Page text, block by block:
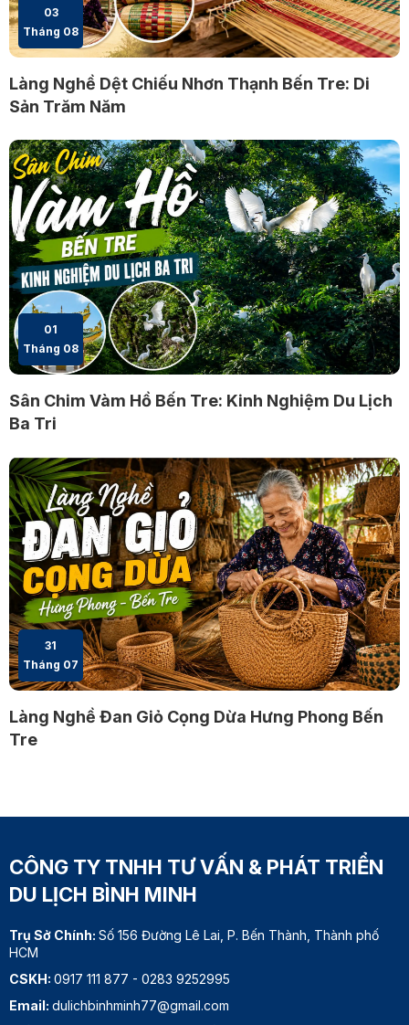
03
Tháng 08
Làng Nghề Dệt Chiếu Nhơn Thạnh Bến Tre: Di
Sản Trăm Năm
01
Tháng 08
Sân Chim Vàm Hồ Bến Tre: Kinh Nghiệm Du Lịch
Ba Tri
31
Tháng 07
Làng Nghề Đan Giỏ Cọng Dừa Hưng Phong Bến
Tre
CÔNG TY TNHH TƯ VẤN & PHÁT TRIỂN
DU LỊCH BÌNH MINH
Trụ Sở Chính: Số 156 Đường Lê Lai, P. Bến Thành, Thành phố
HCM
CSKH: 0917 111 877 - 0283 9252995
Email: dulichbinhminh77@gmail.com